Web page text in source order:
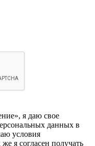
я даю свое
данных в
условия
же я согласен получать